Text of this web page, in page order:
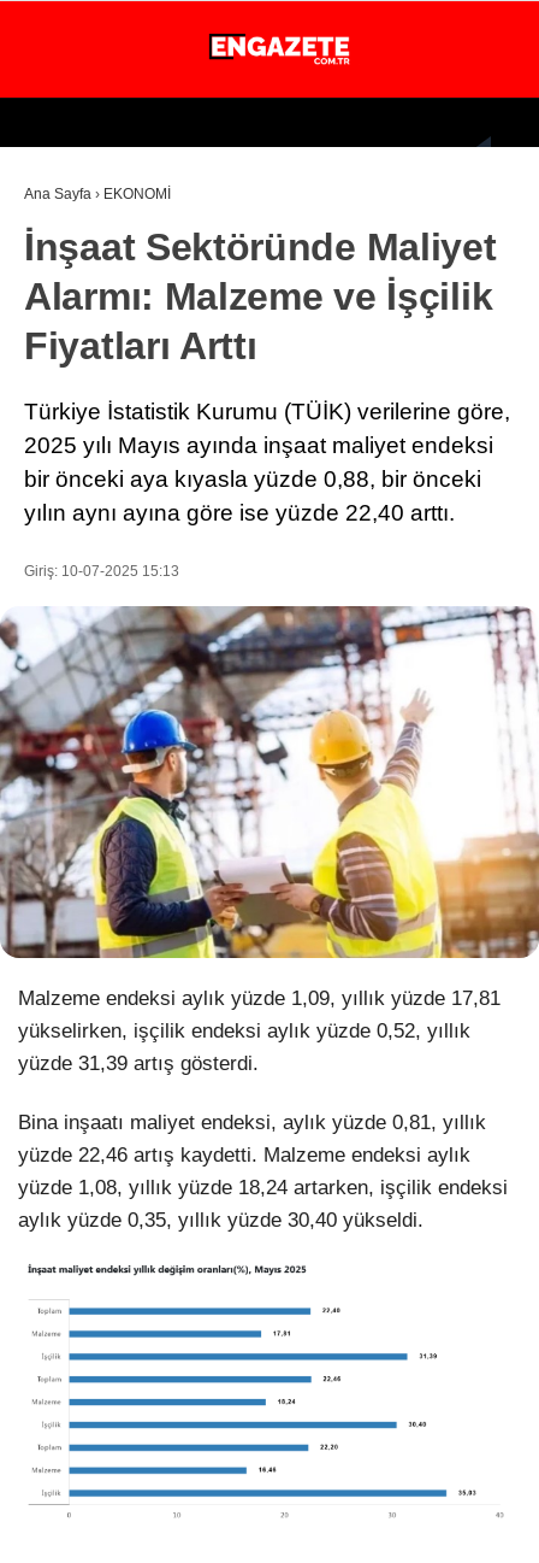
WhatsApp İhbar Hattı
Facebook
Instagram
Youtube
Pinterest
LinkedIn
25.5
İSTANBUL
GÜNDEM
EKONOMİ
DÜNYA
MAGAZİN
SAĞLIK
TEKNOLOJİ
Ana Sayfa › EKONOMİ
İnşaat Sektöründe Maliyet
Alarmı: Malzeme ve İşçilik
Fiyatları Arttı
Türkiye İstatistik Kurumu (TÜİK) verilerine göre,
2025 yılı Mayıs ayında inşaat maliyet endeksi
bir önceki aya kıyasla yüzde 0,88, bir önceki
yılın aynı ayına göre ise yüzde 22,40 arttı.
Giriş: 10-07-2025 15:13
Malzeme endeksi aylık yüzde 1,09, yıllık yüzde 17,81
yükselirken, işçilik endeksi aylık yüzde 0,52, yıllık
yüzde 31,39 artış gösterdi.
Bina inşaatı maliyet endeksi, aylık yüzde 0,81, yıllık
yüzde 22,46 artış kaydetti. Malzeme endeksi aylık
yüzde 1,08, yıllık yüzde 18,24 artarken, işçilik endeksi
aylık yüzde 0,35, yıllık yüzde 30,40 yükseldi.